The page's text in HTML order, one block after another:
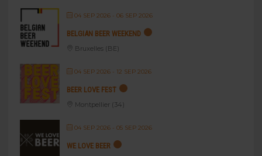
04 SEP 2026- 06 SEP 2026
BELGIAN BEER WEEKEND
Bruxelles (BE)
04 SEP 2026- 12 SEP 2026
BEER LOVE FEST
Montpellier (34)
04 SEP 2026- 05 SEP 2026
WE LOVE BEER